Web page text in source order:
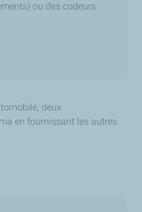
ou des codeurs
deux
en fournissant les autres